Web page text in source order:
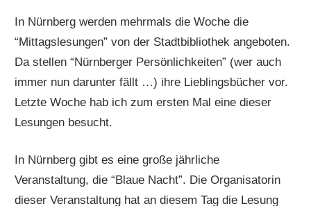
In Nürnberg werden mehrmals die Woche die
“Mittagslesungen” von der Stadtbibliothek angeboten.
Da stellen “Nürnberger Persönlichkeiten” (wer auch
immer nun darunter fällt …) ihre Lieblingsbücher vor.
Letzte Woche hab ich zum ersten Mal eine dieser
Lesungen besucht.
In Nürnberg gibt es eine große jährliche
Veranstaltung, die “Blaue Nacht”. Die Organisatorin
dieser Veranstaltung hat an diesem Tag die Lesung